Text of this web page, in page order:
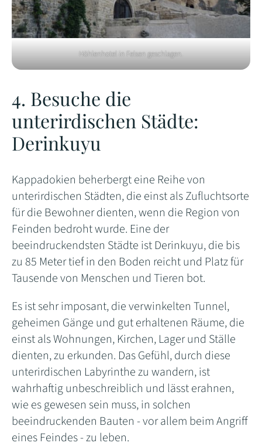
Höhlenhotel in Felsen geschlagen.
4. Besuche die
unterirdischen Städte:
Derinkuyu
Kappadokien beherbergt eine Reihe von
unterirdischen Städten, die einst als Zufluchtsorte
für die Bewohner dienten, wenn die Region von
Feinden bedroht wurde. Eine der
beeindruckendsten Städte ist Derinkuyu, die bis
zu 85 Meter tief in den Boden reicht und Platz für
Tausende von Menschen und Tieren bot.
Es ist sehr imposant, die verwinkelten Tunnel,
geheimen Gänge und gut erhaltenen Räume, die
einst als Wohnungen, Kirchen, Lager und Ställe
dienten, zu erkunden. Das Gefühl, durch diese
unterirdischen Labyrinthe zu wandern, ist
wahrhaftig unbeschreiblich und lässt erahnen,
wie es gewesen sein muss, in solchen
beeindruckenden Bauten - vor allem beim Angriff
eines Feindes - zu leben.